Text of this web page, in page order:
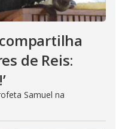
de Reis:
Samuel na